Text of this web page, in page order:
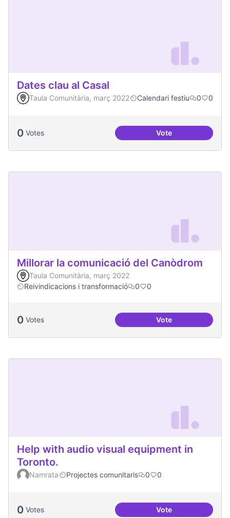
Dates clau al Casal
Taula Comunitària, març 2022 Calendari festiu 0 0
0 Votes VoteDates clau al Casal
Millorar la comunicació del Canòdrom
Taula Comunitària, març 2022
Reivindicacions i transformació
0 0
0 Votes VoteMillorar la
Help with audio visual equipment in
Toronto.
Namrata Projectes comunitaris 0 0
0 Votes VoteHelp with audio